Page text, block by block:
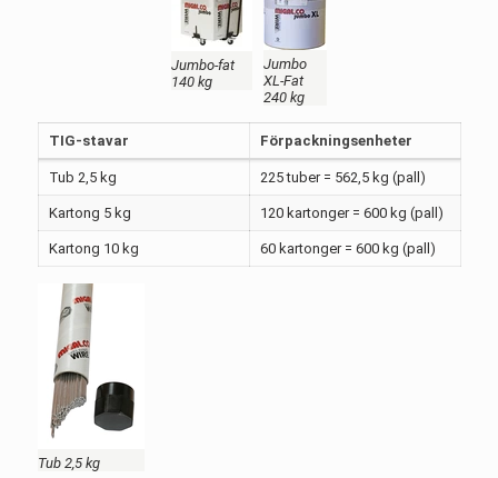
Jumbo-fat
140 kg
Jumbo
XL-Fat
240 kg
TIG-stavar Förpackningsenheter
Tub 2,5 kg 225 tuber = 562,5 kg (pall)
Kartong 5 kg 120 kartonger = 600 kg (pall)
Kartong 10 kg 60 kartonger = 600 kg (pall)
Tub 2,5 kg